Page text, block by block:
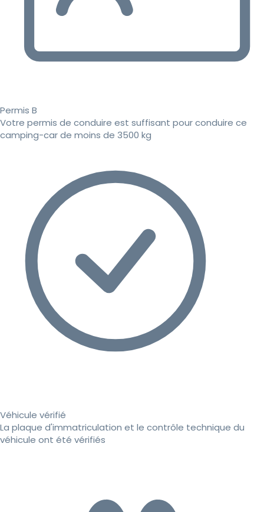
Permis B
Votre permis de conduire est suffisant pour conduire ce
camping-car de moins de 3500 kg
Véhicule vérifié
La plaque d'immatriculation et le contrôle technique du
véhicule ont été vérifiés